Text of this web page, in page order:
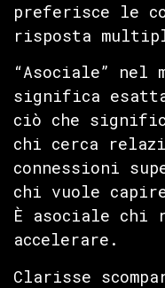
preferisce le
risposta
“Asociale” nel
significa
ciò che
chi cerca
connessioni
chi vuole
È asociale chi
accelerare.
Clarisse